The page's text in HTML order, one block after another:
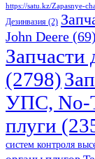
https://satu.kz/Zapasnye-
Дезинвазия (2)
John Deere (69)
Запчасти
(2798)
УПС, No-
плуги
систем контроля